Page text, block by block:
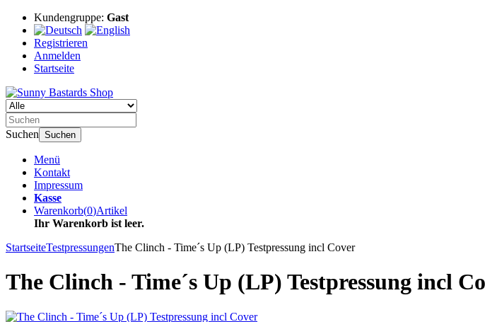
Kundengruppe: Gast
Registrieren
Anmelden
Startseite
Suchen Suchen
Menü
Kontakt
Impressum
Kasse
Warenkorb(0)Artikel
Ihr Warenkorb ist leer.
StartseiteTestpressungenThe Clinch - Time´s Up (LP) Testpressung incl Cover
The Clinch - Time´s Up (LP) Testpressung incl